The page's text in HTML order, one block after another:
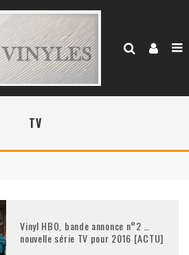
TV
Vinyl HBO, bande annonce n°2 …
nouvelle série TV pour 2016 [ACTU]